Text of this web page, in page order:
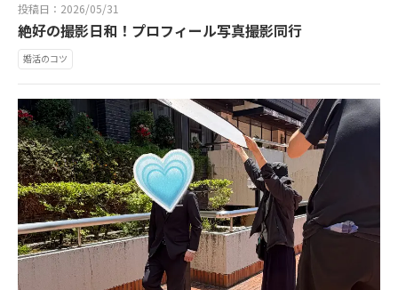
投稿日：2026/05/31
絶好の撮影日和！プロフィール写真撮影同行
婚活のコツ